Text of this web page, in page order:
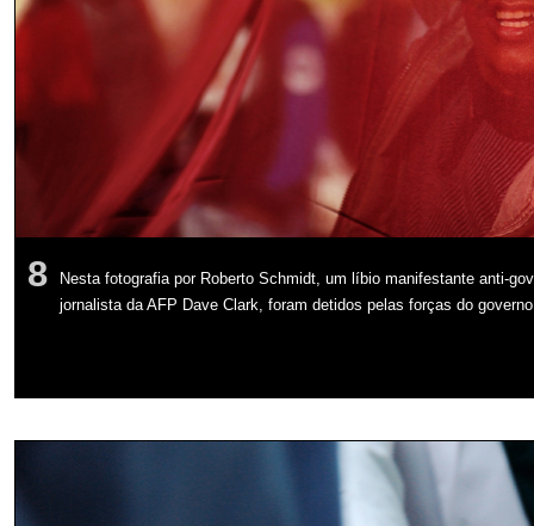
8
Nesta fotografia por Roberto Schmidt, um líbio manifestante anti-
jornalista da AFP Dave Clark, foram detidos pelas forças do